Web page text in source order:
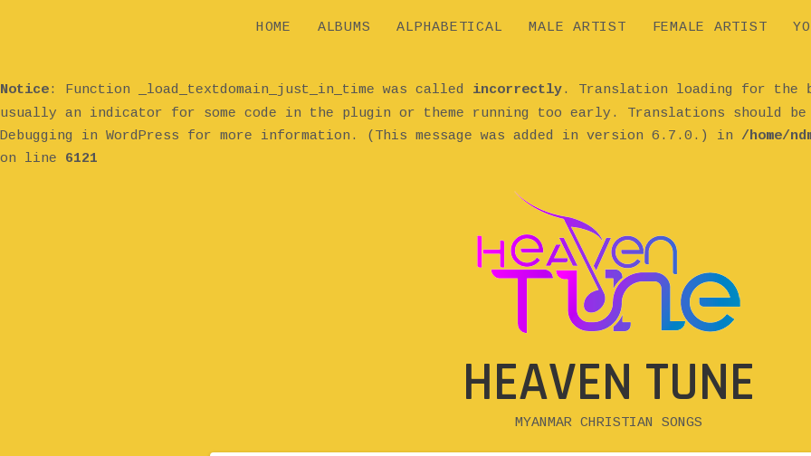
Notice: Function _load_textdomain_just_in_time was called incorrectly. Translation loading for the
usually an indicator for some code in the plugin or theme running too early. Translations should
Debugging in WordPress for more information. (This message was added in version 6.7.0.) in /home/
on line 6121
HEAVEN TUNE
MYANMAR CHRISTIAN SONGS
HOME ALBUMS ALPHABETICAL MALE ARTIST FEMALE ARTIST